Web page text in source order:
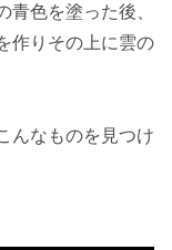
青色を塗った後、
作りその上に雲の
んなものを見つけ